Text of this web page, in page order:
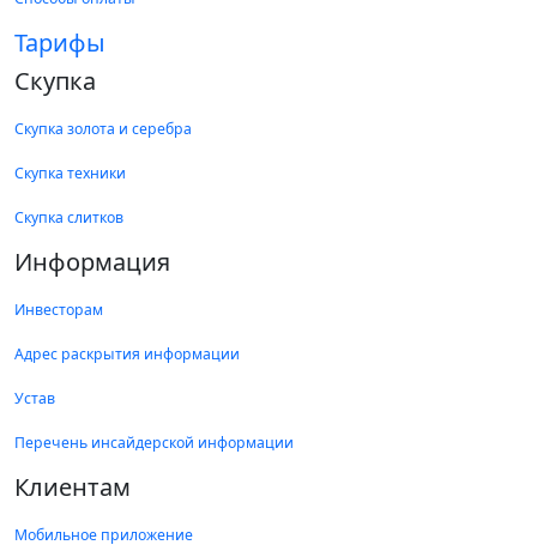
Тарифы
Скупка
Скупка золота и серебра
Скупка техники
Скупка слитков
Информация
Инвесторам
Адрес раскрытия информации
Устав
Перечень инсайдерской информации
Клиентам
Мобильное приложение